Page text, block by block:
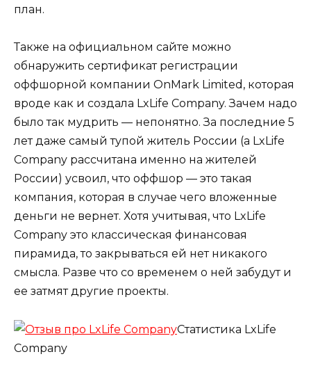
план.
Также на официальном сайте можно
обнаружить сертификат регистрации
оффшорной компании OnMark Limited, которая
вроде как и создала LxLife Company. Зачем надо
было так мудрить — непонятно. За последние 5
лет даже самый тупой житель России (а LxLife
Company рассчитана именно на жителей
России) усвоил, что оффшор — это такая
компания, которая в случае чего вложенные
деньги не вернет. Хотя учитывая, что LxLife
Company это классическая финансовая
пирамида, то закрываться ей нет никакого
смысла. Разве что со временем о ней забудут и
ее затмят другие проекты.
Статистика LxLife
Company